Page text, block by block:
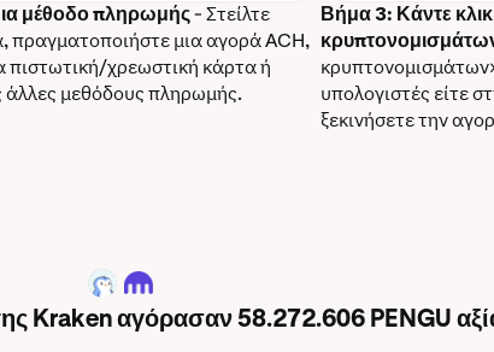
μέθοδο πληρωμής- Στείλτε
πραγματοποιήστε μια αγορά ACH,
πιστωτική/χρεωστική κάρτα ή
άλλες μεθόδους πληρωμής.
Βήμα 3: Κάντε
υπολογιστές είτε
ξεκινήσετε την
PENGU
Kraken αγόρασαν 58.272.606 PENGU